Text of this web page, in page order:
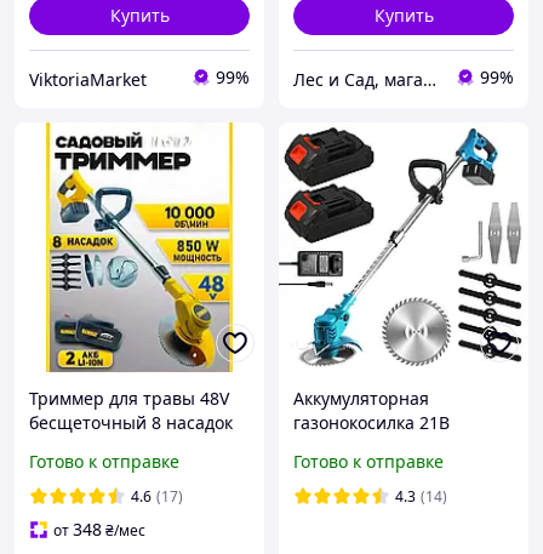
Купить
ViktoriaMarket 99%
Купить
Лес и Сад, магазин инструментов и садово-парковой техники 99%
Триммер для травы 48V
бесщеточный 8 насадок
Готово к отправке
4.6 (17)
от348₴/мес
Аккумуляторная
газонокосилка 21В
Ножи, MK-150B /Ручной
триммер для травы на
Готово к отправке
4.3 (14)